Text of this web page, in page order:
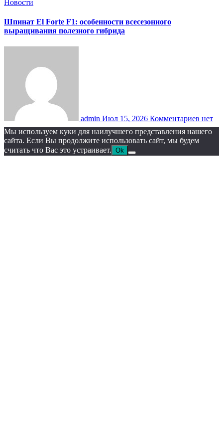
Новости
Шпинат El Forte F1: особенности всесезонного
выращивания полезного гибрида
admin Июл 15, 2026 Комментариев нет
Мы используем куки для наилучшего представления нашего
сайта. Если Вы продолжите использовать сайт, мы будем
считать что Вас это устраивает. Ok